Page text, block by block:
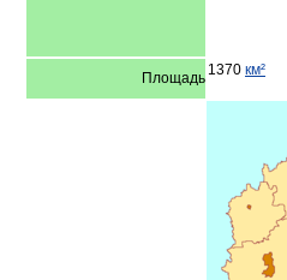
Площадь 1370 км²